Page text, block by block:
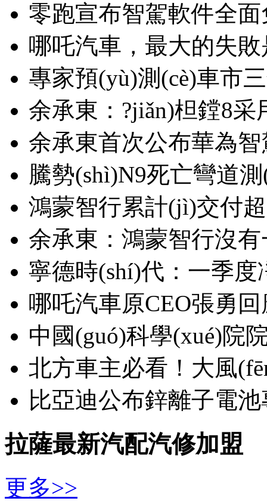
零跑宣布智駕軟件全
哪吒汽車，最大的失
專家預(yù)測(cè)車市
余承東：?jiǎn)柦鏜8
余承東首次公布華為
騰勢(shì)N9死亡彎道
鴻蒙智行累計(jì)交付
余承東：鴻蒙智行沒有
寧德時(shí)代：一季度
哪吒汽車原CEO張勇
中國(guó)科學(xué)院
北方車主必看！大風
比亞迪公布鋅離子電
拉薩最新汽配汽修加盟
更多>>